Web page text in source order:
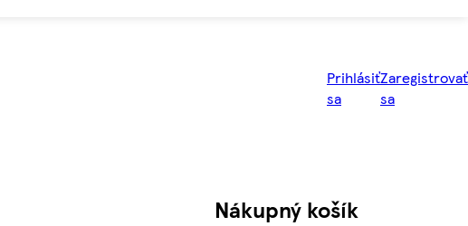
Prihlásiť
sa
Zaregistrovať
sa
Nákupný košík